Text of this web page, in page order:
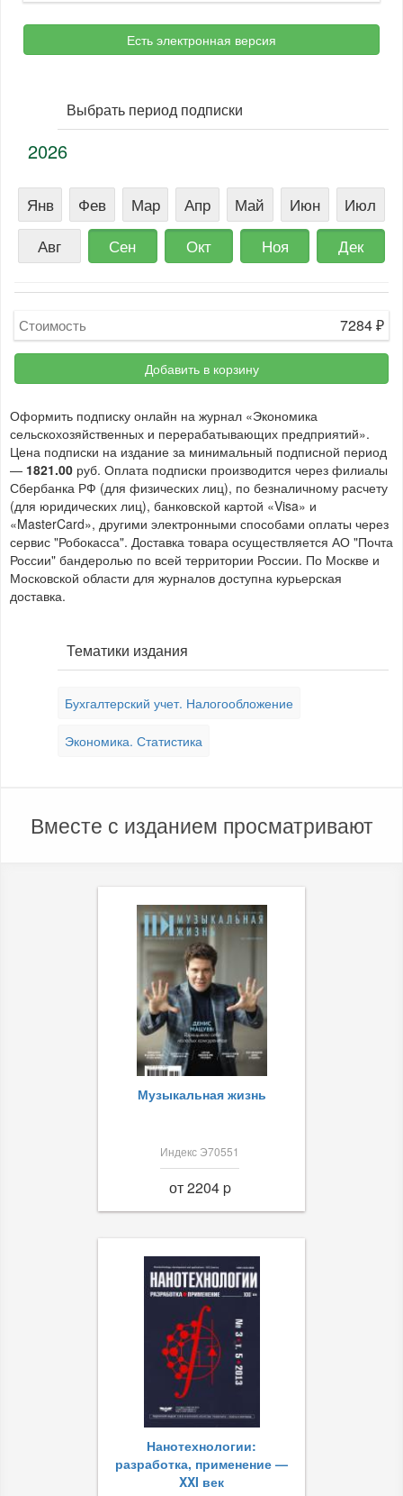
Есть электронная версия
Выбрать период подписки
2026
Янв Фев Мар Апр Май Июн
Июл
Авг
Сен Окт Ноя Дек
Стоимость 7284₽
Добавить в корзину
Оформить подписку онлайн на журнал «Экономика
сельскохозяйственных и перерабатывающих предприятий».
Цена подписки на издание за минимальный подписной период
— 1821.00 руб. Оплата подписки производится через филиалы
Сбербанка РФ (для физических лиц), по безналичному расчету
(для юридических лиц), банковской картой «Visa» и
«MasterCard», другими электронными способами оплаты через
сервис "Робокасса". Доставка товара осуществляется АО "Почта
России" бандеролью по всей территории России. По Москве и
Московской области для журналов доступна курьерская
доставка.
Тематики издания
Бухгалтерский учет. Налогообложение
Экономика. Статистика
Вместе с изданием просматривают
Музыкальная жизнь
Индекс Э70551
от 2204 p
Нанотехнологии:
разработка, применение —
XXI век